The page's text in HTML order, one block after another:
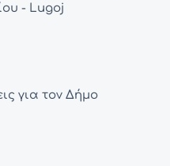
- Lugoj
για τον Δήμο